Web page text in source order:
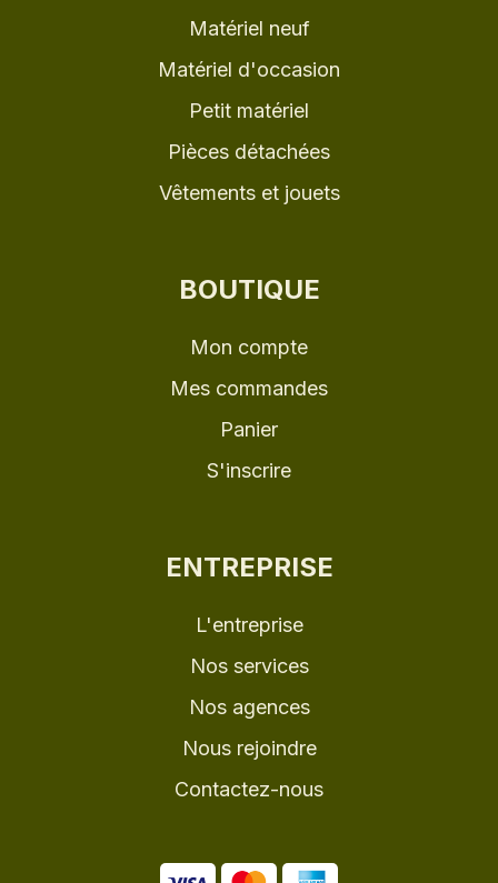
Matériel neuf
Matériel d'occasion
Petit matériel
Pièces détachées
Vêtements et jouets
BOUTIQUE
Mon compte
Mes commandes
Panier
S'inscrire
ENTREPRISE
L'entreprise
Nos services
Nos agences
Nous rejoindre
Contactez-nous